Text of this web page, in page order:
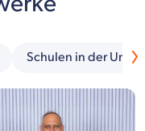
Schulen in der